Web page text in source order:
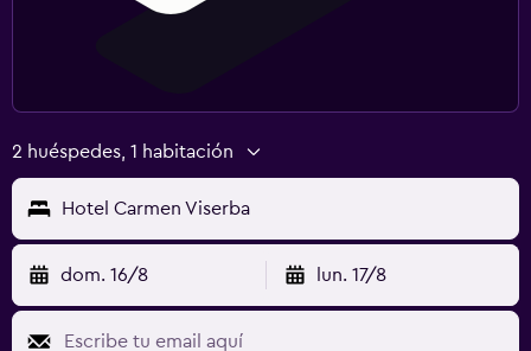
2 huéspedes, 1 habitación
Hotel Carmen Viserba
dom. 16/8 lun. 17/8